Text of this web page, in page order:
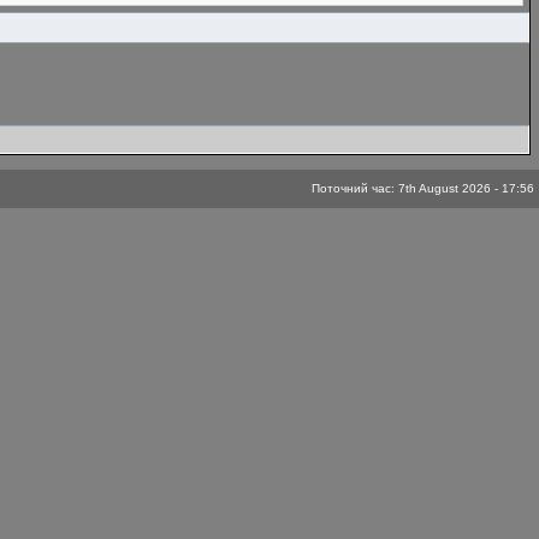
Поточний час: 7th August 2026 - 17:56